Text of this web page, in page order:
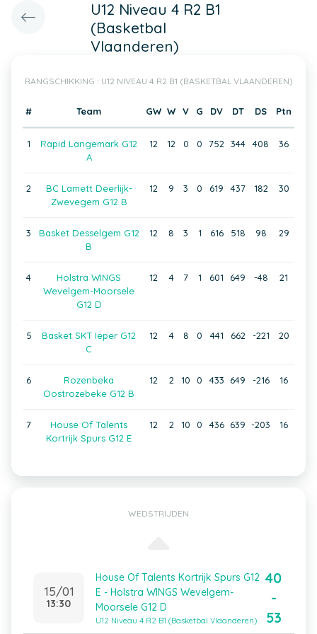
U12 Niveau 4 R2 B1
(Basketbal
Vlaanderen)
RANGSCHIKKING : U12 NIVEAU 4 R2 B1 (BASKETBAL VLAANDEREN)
# Team GW W V G DV DT DS Ptn
1
Rapid Langemark G12
A
12 12 0 0 752 344 408 36
2
BC Lamett Deerlijk-
Zwevegem G12 B
12 9 3 0 619 437 182 30
3
Basket Desselgem G12
B
12 8 3 1 616 518 98 29
4
Holstra WINGS
Wevelgem-Moorsele
G12 D
12 4 7 1 601 649 -48 21
5
Basket SKT Ieper G12
C
12 4 8 0 441 662 -221 20
6
Rozenbeka
Oostrozebeke G12 B
12 2 10 0 433 649 -216 16
7
House Of Talents
Kortrijk Spurs G12 E
12 2 10 0 436 639 -203 16
WEDSTRIJDEN
15/01
13:30
House Of Talents Kortrijk Spurs G12
E - Holstra WINGS Wevelgem-
Moorsele G12 D
U12 Niveau 4 R2 B1 (Basketbal Vlaanderen)
40
-
53